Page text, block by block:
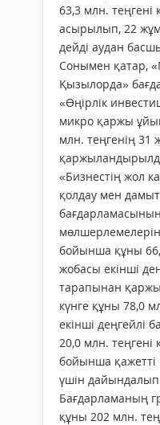
63,3 млн.
асырылып, 22
дейді аудан
Сонымен қатар,
Қызылорда»
«Өңірлік
микро қаржы
млн. теңгенің 31
«Бизнестің жол
қолдау мен
мөлшерлемелерін
бойынша құны
жобасы екінші
тарапынан
күнге құны 78,0
екінші деңгейлі
20,0 млн.
бойынша қажетті
үшін
Бағдарламаның
құны 202 млн.